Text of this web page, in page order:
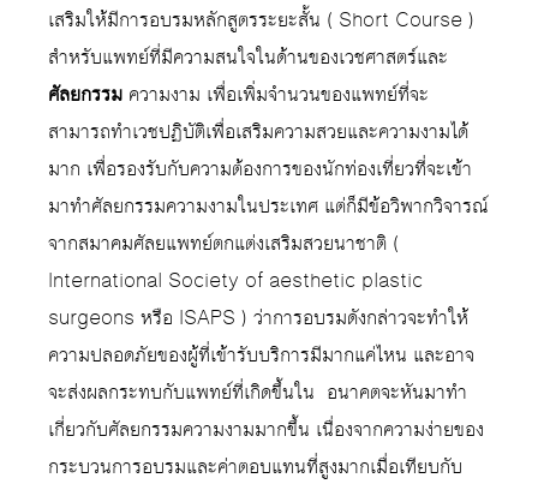
เสริมให้มีการอบรมหลักสูตรระยะสั้น ( Short Course )
สำหรับแพทย์ที่มีความสนใจในด้านของเวชศาสตร์และ
ศัลยกรรม ความงาม เพื่อเพิ่มจำนวนของแพทย์ที่จะ
สามารถทำเวชปฏิบัติเพื่อเสริมความสวยและความงามได้
มาก เพื่อรองรับกับความต้องการของนักท่องเที่ยวที่จะเข้า
มาทำศัลยกรรมความงามในประเทศ แต่ก็มีข้อวิพากวิจารณ์
จากสมาคมศัลยแพทย์ตกแต่งเสริมสวยนาชาติ (
International Society of aesthetic plastic
surgeons หรือ ISAPS ) ว่าการอบรมดังกล่าวจะทำให้
ความปลอดภัยของผู้ที่เข้ารับบริการมีมากแค่ไหน และอาจ
จะส่งผลกระทบกับแพทย์ที่เกิดขึ้นใน อนาคตจะหันมาทำ
เกี่ยวกับศัลยกรรมความงามมากขึ้น เนื่องจากความง่ายของ
กระบวนการอบรมและค่าตอบแทนที่สูงมากเมื่อเทียบกับ